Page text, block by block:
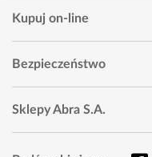
Kupuj on-line
Bezpieczeństwo
Sklepy Abra S.A.